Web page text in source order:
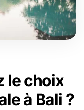
le choix
à Bali ?